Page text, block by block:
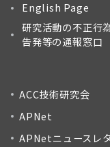
English Page
研究活動の不正行
告発等の通報窓口
ACC技術研究会
APNet
APNetニュースレ